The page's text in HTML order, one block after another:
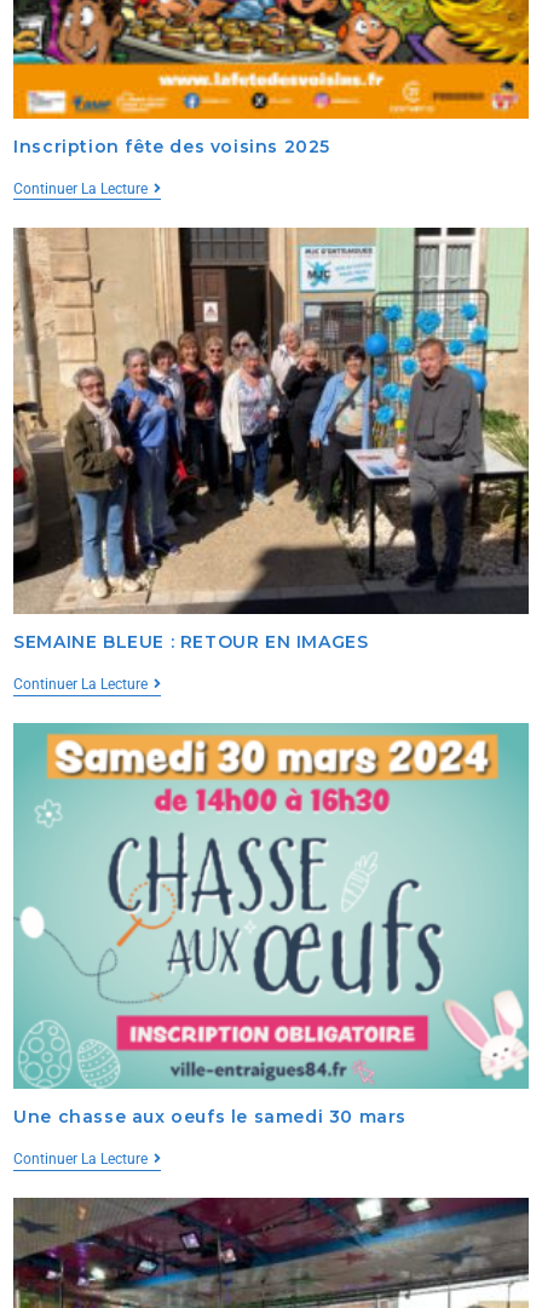
Inscription fête des voisins 2025
Continuer La Lecture
SEMAINE BLEUE : RETOUR EN IMAGES
Continuer La Lecture
Une chasse aux oeufs le samedi 30 mars
Continuer La Lecture